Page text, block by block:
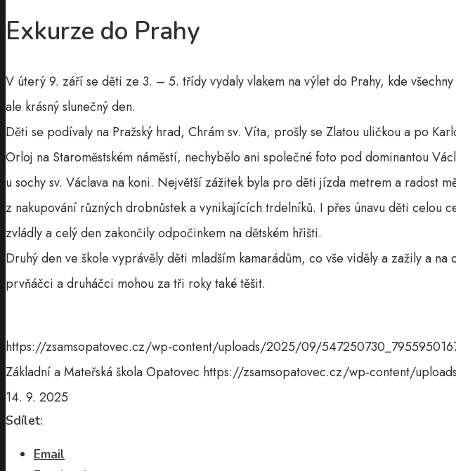
Exkurze do Prahy
V úterý 9. září se děti ze 3. – 5. třídy vydaly vlakem na výlet do Prahy, kde
ale krásný slunečný den.
Děti se podívaly na Pražský hrad, Chrám sv. Víta, prošly se Zlatou uličkou a po
Orloj na Staroměstském náměstí, nechybělo ani společné foto pod dominantou
u sochy sv. Václava na koni. Největší zážitek byla pro děti jízda metrem a radost
z nakupování různých drobnůstek a vynikajících trdelníků. I přes únavu děti celou
zvládly a celý den zakončily odpočinkem na dětském hřišti.
Druhý den ve škole vyprávěly děti mladším kamarádům, co vše viděly a zažily a na
prvňáčci a druháčci mohou za tři roky také těšit.
https://zsamsopatovec.cz/wp-content/uploads/2025/09/
Základní a Mateřská škola Opatovec https://zsamsopatovec.cz/wp-content/
14. 9. 2025
Sdílet:
Email